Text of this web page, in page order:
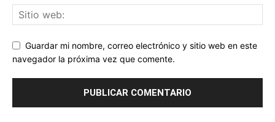
Guardar mi nombre, correo electrónico y sitio web en este
navegador la próxima vez que comente.